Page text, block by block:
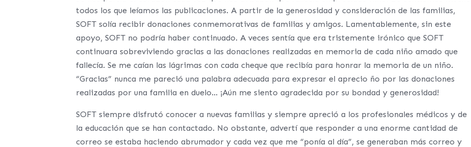
todos los que leíamos las publicaciones. A partir de la generosidad y consideración de las familias,
SOFT solía recibir donaciones conmemorativas de familias y amigos. Lamentablemente, sin este
apoyo, SOFT no podría haber continuado. A veces sentía que era tristemente irónico que SOFT
continuara sobreviviendo gracias a las donaciones realizadas en memoria de cada niño amado que
fallecía. Se me caían las lágrimas con cada cheque que recibía para honrar la memoria de un niño.
“Gracias” nunca me pareció una palabra adecuada para expresar el aprecio ño por las donaciones
realizadas por una familia en duelo… ¡Aún me siento agradecida por su bondad y generosidad!
SOFT siempre disfrutó conocer a nuevas familias y siempre apreció a los profesionales médicos y de
la educación que se han contactado. No obstante, advertí que responder a una enorme cantidad de
correo se estaba haciendo abrumador y cada vez que me “ponía al día”, se generaban más correo y